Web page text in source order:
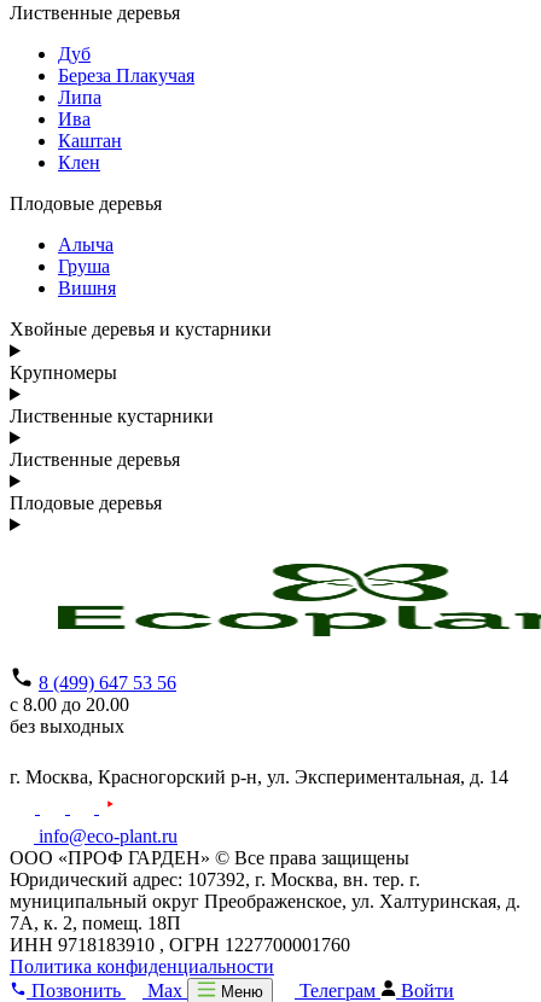
Лиственные деревья
Дуб
Береза Плакучая
Липа
Ива
Каштан
Клен
Плодовые деревья
Алыча
Груша
Вишня
Хвойные деревья и кустарники
Крупномеры
Лиственные кустарники
Лиственные деревья
Плодовые деревья
8 (499) 647 53 56
с 8.00 до 20.00
без выходных
г. Москва, Красногорский р-н, ул. Экспериментальная, д. 14
info@eco-plant.ru
ООО «ПРОФ ГАРДЕН» © Все права защищены
Юридический адрес: 107392, г. Москва, вн. тер. г.
муниципальный округ Преображенское, ул. Халтуринская, д.
7А, к. 2, помещ. 18П
ИНН 9718183910 , ОГРН 1227700001760
Политика конфиденциальности
Позвонить
Max Меню Телеграм Войти